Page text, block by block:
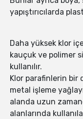
yapıştırıcılarda
Daha yüksek klor
kauçuk ve polimer
kullanılır.
Klor parafinlerin bir
metal işleme
alanda uzun
alanlarında